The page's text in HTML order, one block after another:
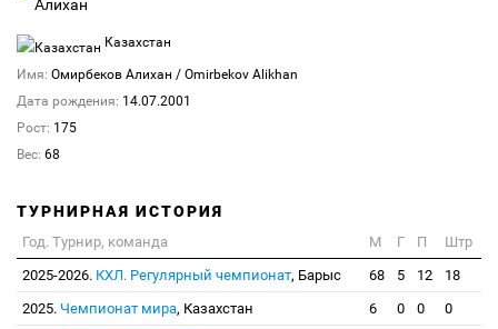
Казахстан
Имя: Омирбеков Алихан / Omirbekov Alikhan
Дата рождения: 14.07.2001
Рост: 175
Вес: 68
ТУРНИРНАЯ ИСТОРИЯ
Год. Турнир, команда М Г П
Штр
2025-2026. КХЛ. Регулярный чемпионат, Барыс 68 5 12
18
2025. Чемпионат мира, Казахстан 6 0 0
0